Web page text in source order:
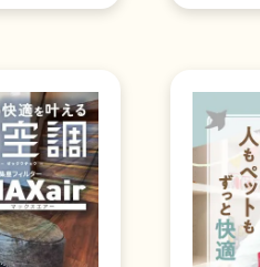
電気代
は、実
けま
体感
す。 さらに！モデルハウス
てリ
テ
だきます。
スタイル ニ
ジ
ル...etc ↓※実際の
全館空
ちま
適な
Z空調っ
ど
住
と
な温
家